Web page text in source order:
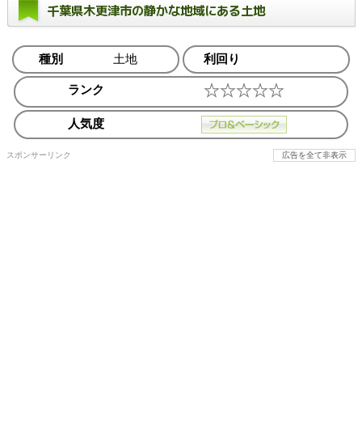
千葉県木更津市の静かな地域にある土地
種別 土地 利回り
ランク
人気度
スポンサーリンク 広告を全て非表示